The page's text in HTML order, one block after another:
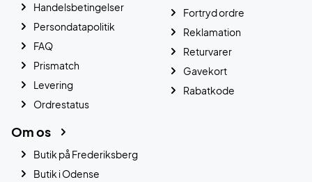
Handelsbetingelser
Persondatapolitik
FAQ
Prismatch
Levering
Ordrestatus
Fortryd ordre
Reklamation
Returvarer
Gavekort
Rabatkode
Om os
Butik på Frederiksberg
Butik i Odense